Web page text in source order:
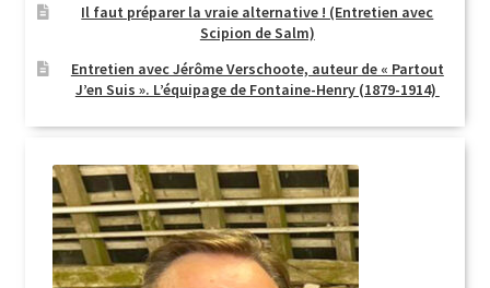
Il faut préparer la vraie alternative ! (Entretien avec
Scipion de Salm)
Entretien avec Jérôme Verschoote, auteur de « Partout
J’en Suis ». L’équipage de Fontaine-Henry (1879-1914)